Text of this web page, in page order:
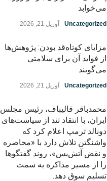
می‌خوابد
Uncategorized آوریل 21, 2026
مزایای کوتاه‌قد بودن: پژوهش‌ها
از فواید آن برای سلامتی
می‌گویند
Uncategorized آوریل 21, 2026
محمدباقر قالیباف، رئیس مجلس
ایران، با انتقاد تند از سیاست‌های
دونالد ترمپ اعلام کرد که
واشنگتن تلاش دارد با «محاصره
و نقض آتش‌بس»، روند گفتگوها
را از مسیر مذاکره به سمت
تسلیم سوق دهد.